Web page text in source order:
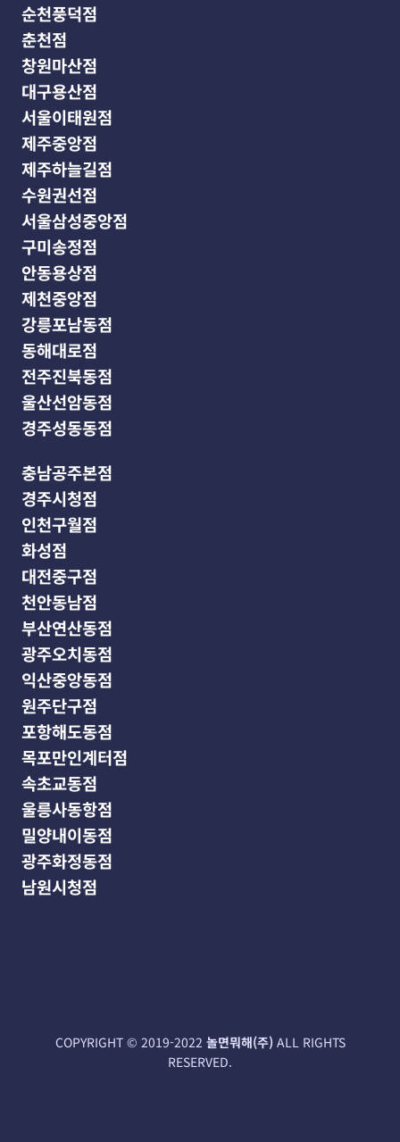
순천풍덕점
춘천점
창원마산점
대구용산점
서울이태원점
제주중앙점
제주하늘길점
수원권선점
서울삼성중앙점
구미송정점
안동용상점
제천중앙점
강릉포남동점
동해대로점
전주진북동점
울산선암동점
경주성동동점
충남공주본점
경주시청점
인천구월점
화성점
대전중구점
천안동남점
부산연산동점
광주오치동점
익산중앙동점
원주단구점
포항해도동점
목포만인계터점
속초교동점
울릉사동항점
밀양내이동점
광주화정동점
남원시청점
COPYRIGHT‌ © 2019-2022 놀면뭐해(주) ALL RIGHTS
RESERVED.